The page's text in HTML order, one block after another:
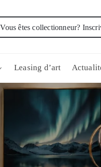
Vous êtes collectionneur?
Leasing d’art